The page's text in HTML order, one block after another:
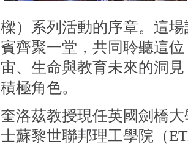
樑）系列活動的序章。這
賓齊聚一堂，共同聆聽這
宙、生命與教育未來的洞
積極角色。
奎洛茲教授現任英國劍橋
士蘇黎世聯邦理工學院（